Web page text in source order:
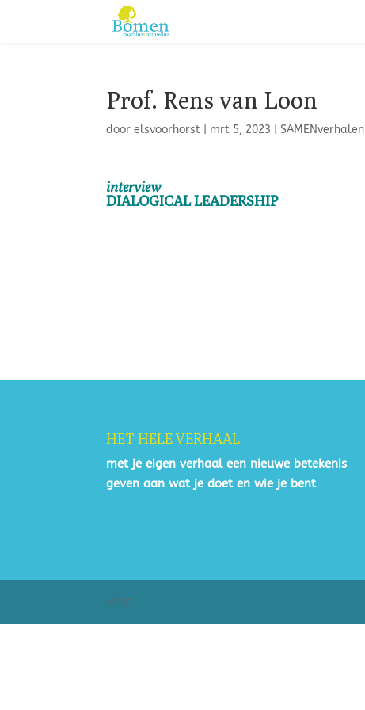
Prof. Rens van Loon
doorelsvoorhorst mrt 5, 2023 |SAMENverhalen
interview
DIALOGICAL LEADERSHIP
HET HELE VERHAAL
met je eigen verhaal een nieuwe betekenis
geven aan wat je doet en wie je bent
Stric